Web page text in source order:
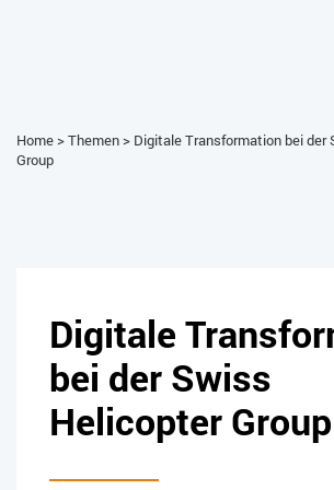
Home>Themen> Digitale Transformation bei der
Group
Digitale
bei der Swiss
Helicopter Group